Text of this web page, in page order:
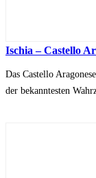
Ischia – Castello
Das Castello
der bekanntesten